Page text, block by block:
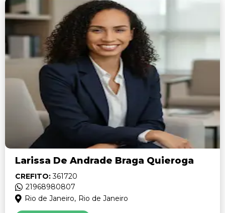
Larissa De Andrade Braga Quieroga
CREFITO:361720
21968980807
Rio de Janeiro, Rio de Janeiro